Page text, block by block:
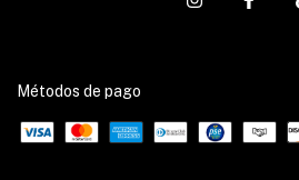
Métodos de pago